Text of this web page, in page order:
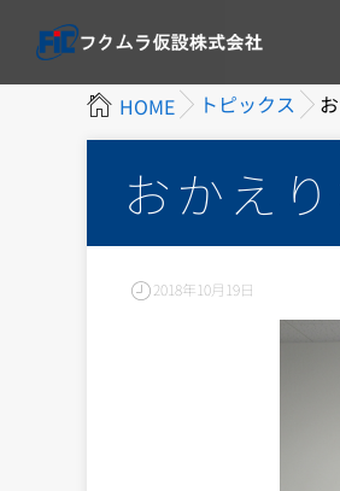
HOME トピックス
おかえ
2018年10月19日